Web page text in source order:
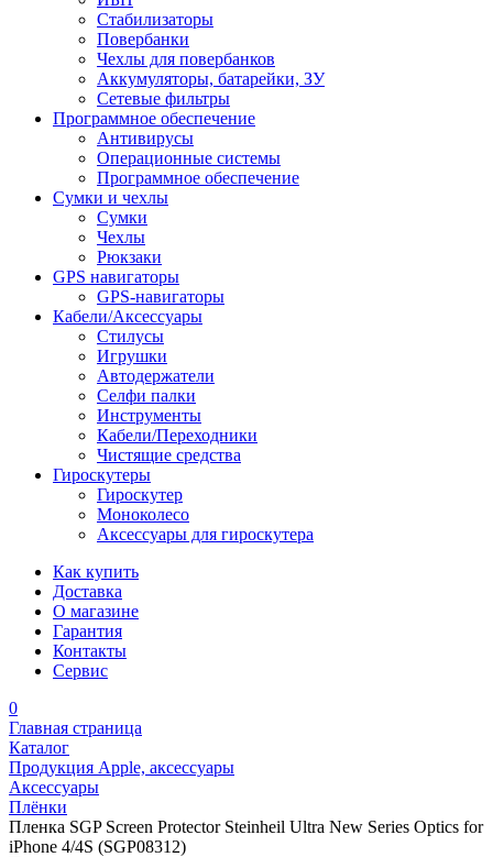
Стабилизаторы
Повербанки
Чехлы для повербанков
Аккумуляторы, батарейки, ЗУ
Сетевые фильтры
Программное обеспечение
Антивирусы
Операционные системы
Программное обеспечение
Сумки и чехлы
Сумки
Чехлы
Рюкзаки
GPS навигаторы
GPS-навигаторы
Кабели/Аксессуары
Стилусы
Игрушки
Автодержатели
Селфи палки
Инструменты
Кабели/Переходники
Чистящие средства
Гироскутеры
Гироскутер
Моноколесо
Аксессуары для гироскутера
Как купить
Доставка
О магазине
Гарантия
Контакты
Сервис
0
Главная страница
Каталог
Продукция Apple, аксессуары
Аксессуары
Плёнки
Пленка SGP Screen Protector Steinheil Ultra New Series Optics for
iPhone 4/4S (SGP08312)